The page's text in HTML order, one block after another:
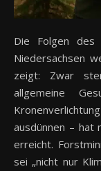
Die Folgen des Klimawandels setzen den Wäldern in
Niedersachsen
zeigt: Zwar
allgemeine
ausdünnen –
erreicht.
sei „nicht nur